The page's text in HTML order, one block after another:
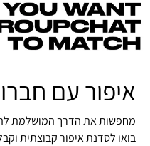
איפור עם
מחפשות את הדרך המושלמת
בואו לסדנת איפור קבוצתית